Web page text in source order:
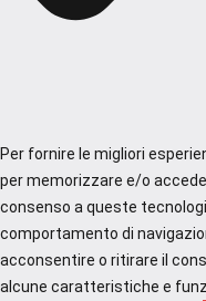
Per fornire le migliori
per memorizzare e/o
consenso a queste
comportamento di
acconsentire o ritirare il
alcune caratteristiche e